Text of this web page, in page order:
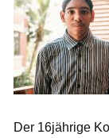
Der 16jährige